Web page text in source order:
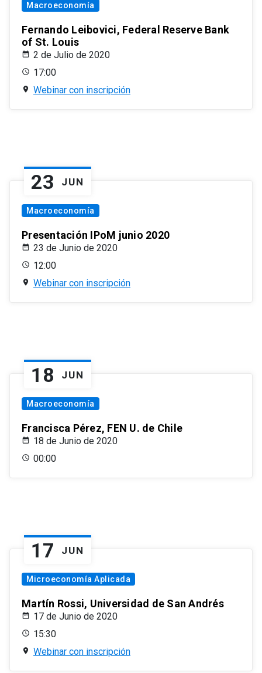
Macroeconomía
Fernando Leibovici, Federal Reserve Bank
of St. Louis
2 de Julio de 2020
17:00
Webinar con inscripción
23 JUN
Macroeconomía
Presentación IPoM junio 2020
23 de Junio de 2020
12:00
Webinar con inscripción
18 JUN
Macroeconomía
Francisca Pérez, FEN U. de Chile
18 de Junio de 2020
00:00
17 JUN
Microeconomía Aplicada
Martín Rossi, Universidad de San Andrés
17 de Junio de 2020
15:30
Webinar con inscripción